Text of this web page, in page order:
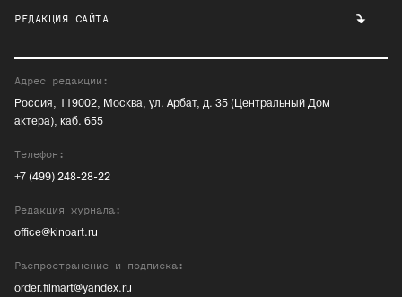
РЕДАКЦИЯ САЙТА
Адрес редакции:
Россия, 119002, Москва, ул. Арбат, д. 35 (Центральный Дом
актера), каб. 655
Телефон:
+7 (499) 248-28-22
Редакция журнала:
office@kinoart.ru
Распространение и подписка:
order.filmart@yandex.ru